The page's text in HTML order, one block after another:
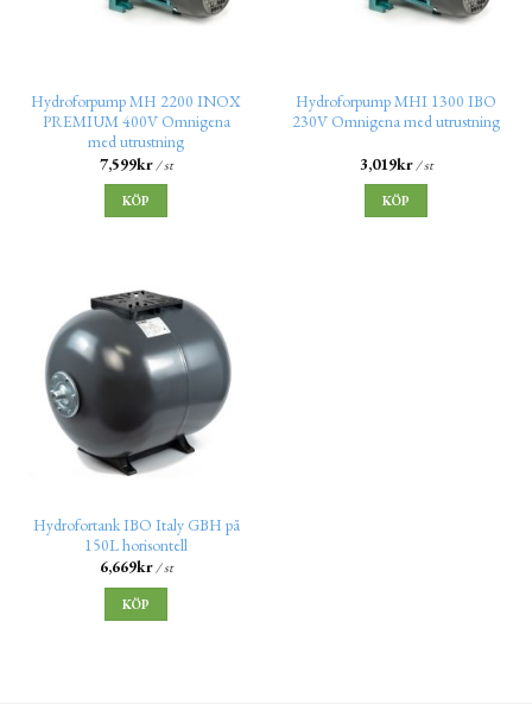
Hydroforpump MH 2200 INOX
PREMIUM 400V Omnigena
med utrustning
7,599kr/ st
KÖP
Hydroforpump MHI 1300 IBO
230V Omnigena med utrustning
3,019kr/ st
KÖP
Hydrofortank IBO Italy GBH på
150L horisontell
6,669kr/ st
KÖP